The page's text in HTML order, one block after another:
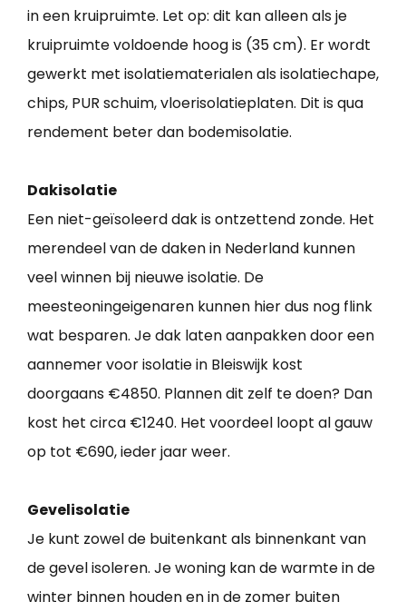
in een kruipruimte. Let op: dit kan alleen als je
kruipruimte voldoende hoog is (35 cm). Er wordt
gewerkt met isolatiematerialen als isolatiechape,
chips, PUR schuim, vloerisolatieplaten. Dit is qua
rendement beter dan bodemisolatie.
Dakisolatie
Een niet-geïsoleerd dak is ontzettend zonde. Het
merendeel van de daken in Nederland kunnen
veel winnen bij nieuwe isolatie. De
meesteoningeigenaren kunnen hier dus nog flink
wat besparen. Je dak laten aanpakken door een
aannemer voor isolatie in Bleiswijk kost
doorgaans €4850. Plannen dit zelf te doen? Dan
kost het circa €1240. Het voordeel loopt al gauw
op tot €690, ieder jaar weer.
Gevelisolatie
Je kunt zowel de buitenkant als binnenkant van
de gevel isoleren. Je woning kan de warmte in de
winter binnen houden en in de zomer buiten